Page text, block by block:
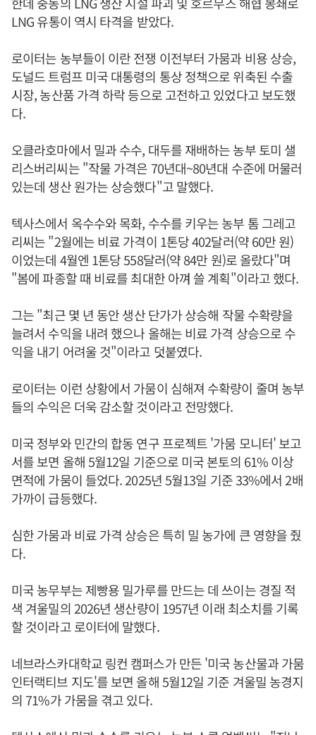
LNG 유통이 역시 타격을 받았다.
로이터는 농부들이 이란 전쟁 이전부터 가뭄과 비용 상승,
도널드 트럼프 미국 대통령의 통상 정책으로 위축된 수출
시장, 농산품 가격 하락 등으로 고전하고 있었다고 보도했
다.
오클라호마에서 밀과 수수, 대두를 재배하는 농부 토미 샐
리스버리씨는 "작물 가격은 70년대~80년대 수준에 머물러
있는데 생산 원가는 상승했다"고 말했다.
텍사스에서 옥수수와 목화, 수수를 키우는 농부 톰 그레고
리씨는 "2월에는 비료 가격이 1톤당 402달러(약 60만 원)
이었는데 4월엔 1톤당 558달러(약 84만 원)로 올랐다"며
"봄에 파종할 때 비료를 최대한 아껴 쓸 계획"이라고 했다.
그는 "최근 몇 년 동안 생산 단가가 상승해 작물 수확량을
늘려서 수익을 내려 했으나 올해는 비료 가격 상승으로 수
익을 내기 어려울 것"이라고 덧붙였다.
로이터는 이런 상황에서 가뭄이 심해져 수확량이 줄며 농부
들의 수익은 더욱 감소할 것이라고 전망했다.
미국 정부와 민간의 합동 연구 프로젝트 '가뭄 모니터' 보고
서를 보면 올해 5월12일 기준으로 미국 본토의 61% 이상
면적에 가뭄이 들었다. 2025년 5월13일 기준 33%에서 2배
가까이 급등했다.
심한 가뭄과 비료 가격 상승은 특히 밀 농가에 큰 영향을 줬
다.
미국 농무부는 제빵용 밀가루를 만드는 데 쓰이는 경질 적
색 겨울밀의 2026년 생산량이 1957년 이래 최소치를 기록
할 것이라고 로이터에 말했다.
네브라스카대학교 링컨 캠퍼스가 만든 '미국 농산물과 가뭄
인터랙티브 지도'를 보면 올해 5월12일 기준 겨울밀 농경지
의 71%가 가뭄을 겪고 있다.